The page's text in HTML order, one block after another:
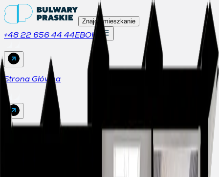
Znajdź mieszkanie
+48 22 656 44 44EBOK
Strona Główna